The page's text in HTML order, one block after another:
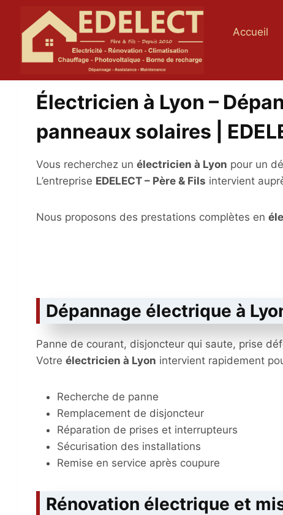
contenu
Accueil
Électricien à Lyon –
panneaux solaires |
Vous recherchez un électricien à Lyon pour un
L’entreprise EDELECT – Père & Fils intervient
Nous proposons des prestations complètes en
Dépannage électrique à
Panne de courant, disjoncteur qui saute, prise
Votre électricien à Lyon intervient rapidement
Recherche de panne
Remplacement de disjoncteur
Réparation de prises et interrupteurs
Sécurisation des installations
Remise en service après coupure
Rénovation électrique et